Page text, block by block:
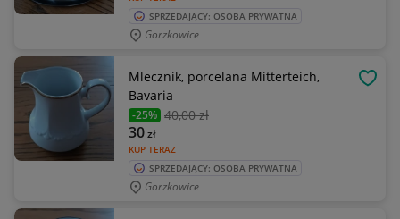
SPRZEDAJĄCY: OSOBA PRYWATNA
Gorzkowice
Mlecznik, porcelana Mitterteich,
Bavaria
-25% 40,00 zł
KUP TERAZ
30zł
SPRZEDAJĄCY: OSOBA PRYWATNA
Gorzkowice